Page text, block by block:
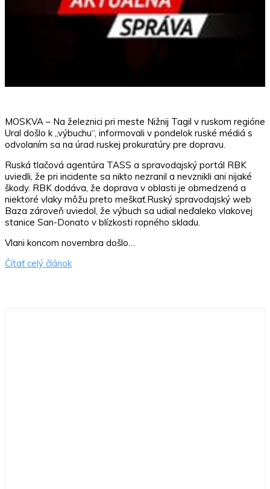
MOSKVA – Na železnici pri meste Nižnij Tagil v ruskom regióne
Ural došlo k „výbuchu“, informovali v pondelok ruské médiá s
odvolaním sa na úrad ruskej prokuratúry pre dopravu.
Ruská tlačová agentúra TASS a spravodajský portál RBK
uviedli, že pri incidente sa nikto nezranil a nevznikli ani nijaké
škody. RBK dodáva, že doprava v oblasti je obmedzená a
niektoré vlaky môžu preto meškať.Ruský spravodajský web
Baza zároveň uviedol, že výbuch sa udial neďaleko vlakovej
stanice San-Donato v blízkosti ropného skladu.
Vlani koncom novembra došlo…
Čítať celý článok